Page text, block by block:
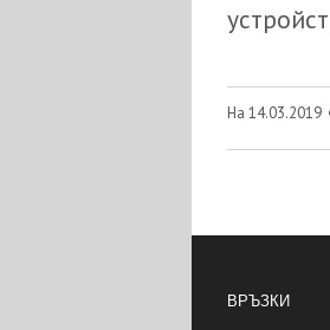
На 14.03.2019
ВРЪЗКИ